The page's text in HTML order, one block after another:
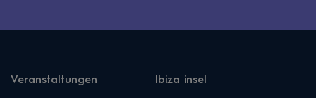
Veranstaltungen Ibiza insel